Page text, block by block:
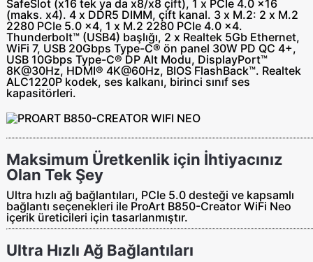
SafeSlot (x16 tek ya da x8/x8 çift), 1 x PCIe 4.0 x16
(maks. x4). 4 x DDR5 DIMM, çift kanal. 3 x M.2: 2 x M.2
2280 PCIe 5.0 x4, 1 x M.2 2280 PCIe 4.0 x4.
Thunderbolt™ (USB4) başlığı, 2 x Realtek 5Gb Ethernet,
WiFi 7, USB 20Gbps Type-C® ön panel 30W PD QC 4+,
USB 10Gbps Type-C® DP Alt Modu, DisplayPort™
8K@30Hz, HDMI® 4K@60Hz, BIOS FlashBack™. Realtek
ALC1220P kodek, ses kalkanı, birinci sınıf ses
kapasitörleri.
Maksimum Üretkenlik için İhtiyacınız
Olan Tek Şey
Ultra hızlı ağ bağlantıları, PCIe 5.0 desteği ve kapsamlı
bağlantı seçenekleri ile ProArt B850-Creator WiFi Neo
içerik üreticileri için tasarlanmıştır.
Ultra Hızlı Ağ Bağlantıları